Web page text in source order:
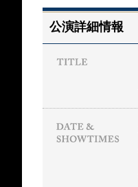
公演詳細情報